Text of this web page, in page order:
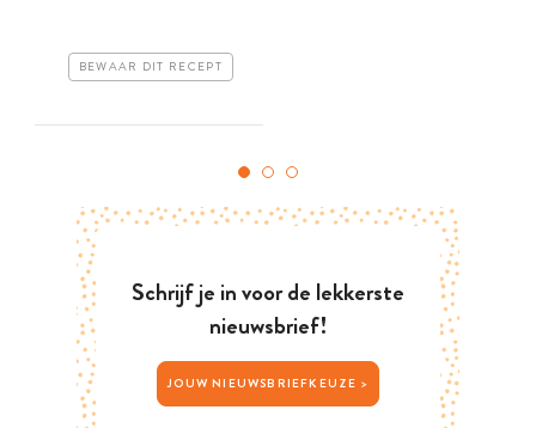
BEWAAR DIT RECEPT
Schrijf je in voor de lekkerste
nieuwsbrief!
JOUW NIEUWSBRIEFKEUZE >